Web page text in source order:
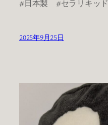
#日本製 #セラリキッド
2025年9月25日